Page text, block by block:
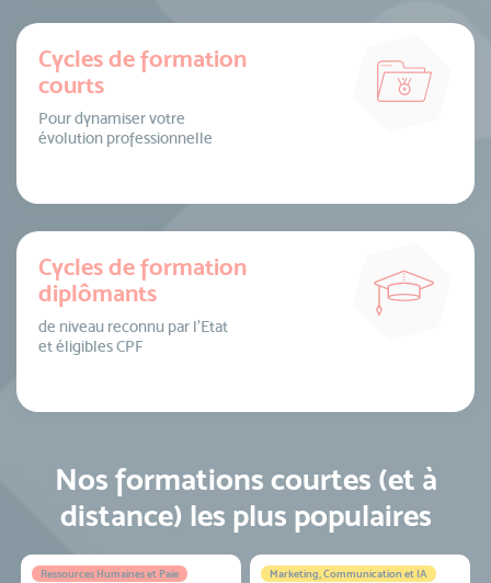
Cycles de formation
courts
Pour dynamiser votre
évolution professionnelle
Cycles de formation
diplômants
de niveau reconnu par l’Etat
et éligibles CPF
Nos formations courtes (et à
distance) les plus populaires
Ressources Humaines et Paie Marketing, Communication et IA